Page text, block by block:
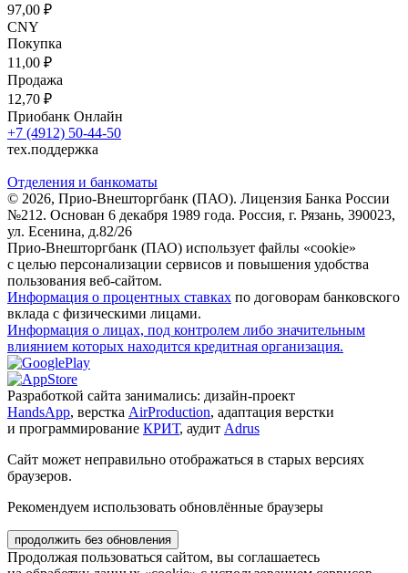
97,00 ₽
CNY
Покупка
11,00 ₽
Продажа
12,70 ₽
Приобанк Онлайн
+7 (4912) 50-44-50
тех.поддержка
Отделения и банкоматы
© 2026, Прио-Внешторгбанк (ПАО). Лицензия Банка России
№212. Основан 6 декабря 1989 года. Россия, г. Рязань, 390023,
ул. Есенина, д.82/26
Прио-Внешторгбанк (ПАО) использует файлы «cookie»
с целью персонализации сервисов и повышения удобства
пользования веб-сайтом.
Информация о процентных ставках по договорам банковского
вклада с физическими лицами.
Информация о лицах, под контролем либо значительным
влиянием которых находится кредитная организация.
Разработкой сайта занимались: дизайн-проект
HandsApp, верстка AirProduction, адаптация верстки
и программирование КРИТ, аудит Adrus
Сайт может неправильно отображаться в старых версиях
браузеров.
Рекомендуем использовать обновлённые браузеры
продолжить без обновления
Продолжая пользоваться сайтом, вы соглашаетесь